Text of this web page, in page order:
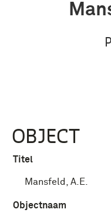
OBJECT
Titel
Mansfeld, A.E.
Objectnaam